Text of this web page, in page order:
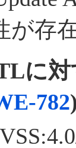
が存
に対
782)